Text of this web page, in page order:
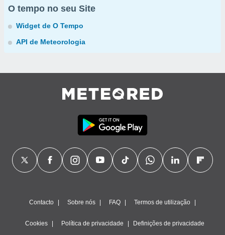
O tempo no seu Site
Widget de O Tempo
API de Meteorologia
Contacto Sobre nós FAQ Termos de utilização
Cookies Política de privacidade Definições de privacidade